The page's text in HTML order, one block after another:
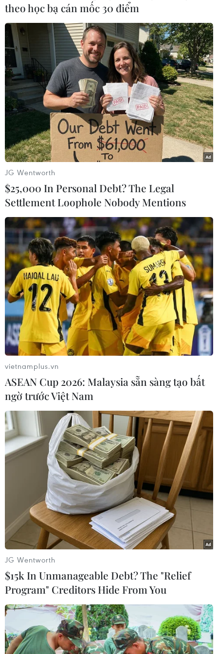
Trong khi đó, T'way Air Co., một hãng hàng
không giá rẻ khác, dự kiến sẽ lỗ hoạt động 31,4
tỷ won, tăng so với mức lỗ 22,3 tỷ won cùng kỳ
năm trước.
Khoản lỗ hoạt động trong quý 1/2021 của hãng
hàng không Jeju Air Co. cũng ước tính đạt 62,9
tỷ won, gần như không thay đổi so với kết quả
hoạt động của cùng kỳ năm trước./.
(TTXVN/Vietnam+)
#Hàn Quốc #Korean Air
#Hoạt động logistics
#Lợi nhuận
#Kênh đào Suez
#COVID-19
Hàn Quốc
Theo dõi VietnamPlus
TIN LIÊN QUAN
Korean Air thông báo sẽ mua lại Asiana
theo học bạ cán mốc 30 điểm
JG Wentworth
$25,000 In Personal Debt? The Legal
Settlement Loophole Nobody Mentions
vietnamplus.vn
ASEAN Cup 2026: Malaysia sẵn sàng tạo bất
ngờ trước Việt Nam
JG Wentworth
$15k In Unmanageable Debt? The "Relief
Program" Creditors Hide From You